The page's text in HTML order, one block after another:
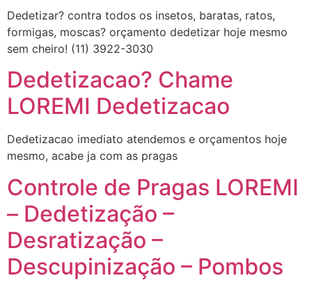
Dedetizar? contra todos os insetos, baratas, ratos,
formigas, moscas? orçamento dedetizar hoje mesmo
sem cheiro! (11) 3922-3030
Dedetizacao? Chame
LOREMI Dedetizacao
Dedetizacao imediato atendemos e orçamentos hoje
mesmo, acabe ja com as pragas
Controle de Pragas LOREMI
– Dedetização –
Desratização –
Descupinização – Pombos